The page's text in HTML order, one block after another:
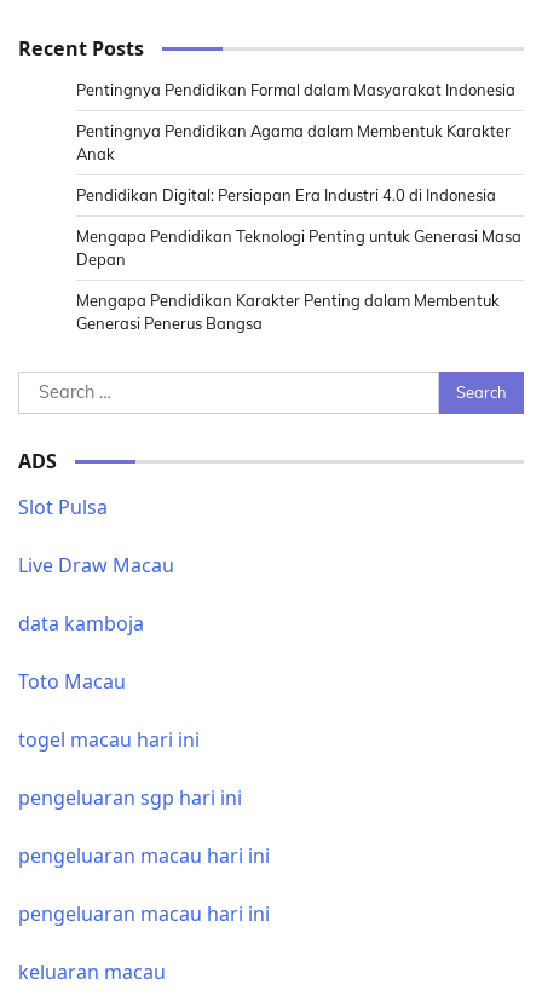
Recent Posts
Pentingnya Pendidikan Formal dalam Masyarakat Indonesia
Pentingnya Pendidikan Agama dalam Membentuk Karakter
Anak
Pendidikan Digital: Persiapan Era Industri 4.0 di Indonesia
Mengapa Pendidikan Teknologi Penting untuk Generasi Masa
Depan
Mengapa Pendidikan Karakter Penting dalam Membentuk
Generasi Penerus Bangsa
Search
for:
ADS
Slot Pulsa
Live Draw Macau
data kamboja
Toto Macau
togel macau hari ini
pengeluaran sgp hari ini
pengeluaran macau hari ini
pengeluaran macau hari ini
keluaran macau